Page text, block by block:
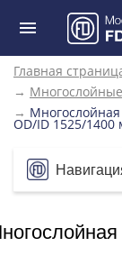
Главная
→
→
OD/ID 1525/1400